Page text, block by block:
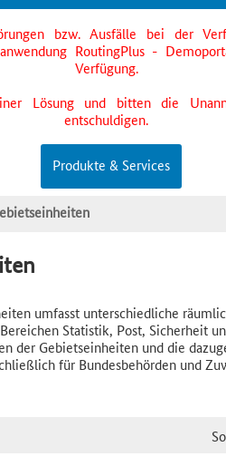
bzw. Ausfälle bei der
RoutingPlus -
Verfügung.
Lösung und bitten die
entschuldigen.
Produkte & Services
umfasst unterschiedliche
Statistik, Post, Sicherheit
der Gebietseinheiten und die
für Bundesbehörden und